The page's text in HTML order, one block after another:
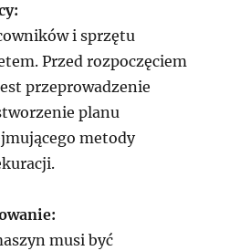
i sprzętu
Przed rozpoczęciem
przeprowadzenie
planu
metody
musi być